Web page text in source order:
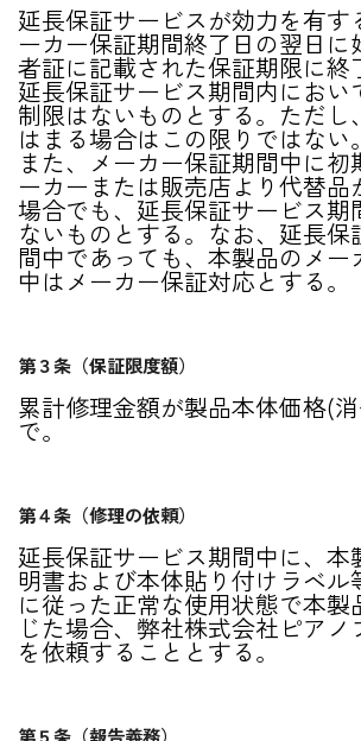
延長保証サービスが効力を有す
ーカー保証期間終了日の翌日に
者証に記載された保証期限に終
延長保証サービス期間内におい
制限はないものとする。ただし
はまる場合はこの限りではない。
また、メーカー保証期間中に初
ーカーまたは販売店より代替品
場合でも、延長保証サービス期
ないものとする。なお、延長保
間中であっても、本製品のメー
中はメーカー保証対応とする。
第３条（保証限度額）
累計修理金額が製品本体価格(
で。
第４条（修理の依頼）
延長保証サービス期間中に、本
明書および本体貼り付けラベル
に従った正常な使用状態で本製
じた場合、弊社株式会社ピア
を依頼することとする。
第５条（報告義務）